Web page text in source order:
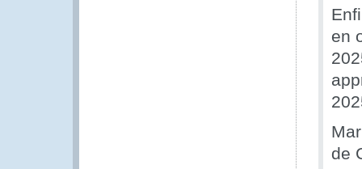
en
de